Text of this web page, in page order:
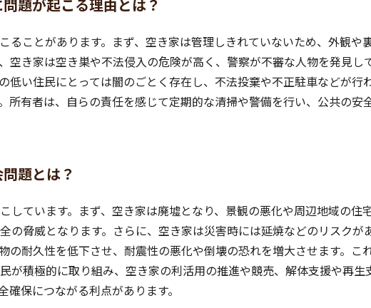
題が起こる理由とは？
ることがあります。まず、空き家は管理しきれていないため、外観
空き家は空き巣や不法侵入の危険が高く、警察が不審な人物を発見
低い住民にとっては闇のごとく存在し、不法投棄や不正駐車などが
有者は、自らの責任を感じて定期的な清掃や警備を行い、公共の安
題とは？
しています。まず、空き家は廃墟となり、景観の悪化や周辺地域の
の脅威となります。さらに、空き家は災害時には延焼などのリスク
の耐久性を低下させ、耐震性の悪化や倒壊の恐れを増大させます。
が積極的に取り組み、空き家の利活用の推進や競売、解体支援や再
保につながる利点があります。